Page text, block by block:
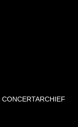
CONCERTARCHIEF